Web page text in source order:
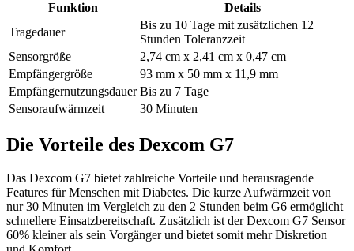
Funktion
Details
Tragedauer
Bis zu 10 Tage mit zusätzlichen 12
Stunden Toleranzzeit
Sensorgröße
2,74 cm x 2,41 cm x 0,47 cm
Empfängergröße
93 mm x 50 mm x 11,9 mm
Empfängernutzungsdauer Bis zu 7 Tage
Sensoraufwärmzeit
30 Minuten
Die Vorteile des Dexcom G7
Das Dexcom G7 bietet zahlreiche Vorteile und herausragende
Features für Menschen mit Diabetes. Die kurze Aufwärmzeit von
nur 30 Minuten im Vergleich zu den 2 Stunden beim G6 ermöglicht
schnellere Einsatzbereitschaft. Zusätzlich ist der Dexcom G7 Sensor
60% kleiner als sein Vorgänger und bietet somit mehr Diskretion